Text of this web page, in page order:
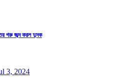
গরু জব্দ করল দুদক
3, 2024